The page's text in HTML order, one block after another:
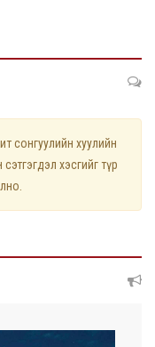
хуулийн
хэсгийг түр